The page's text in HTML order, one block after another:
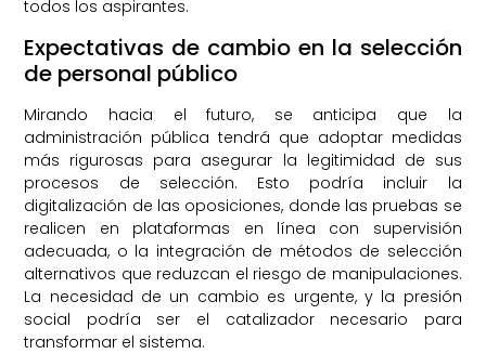
todos los aspirantes.
Expectativas de cambio en la selección
de personal público
Mirando hacia el futuro, se anticipa que la
administración pública tendrá que adoptar medidas
más rigurosas para asegurar la legitimidad de sus
procesos de selección. Esto podría incluir la
digitalización de las oposiciones, donde las pruebas se
realicen en plataformas en línea con supervisión
adecuada, o la integración de métodos de selección
alternativos que reduzcan el riesgo de manipulaciones.
La necesidad de un cambio es urgente, y la presión
social podría ser el catalizador necesario para
transformar el sistema.